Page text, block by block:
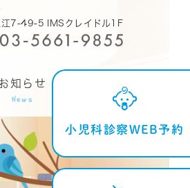
江7-49-5 IMSクレイドル1F
知らせ
News
小児科診察WEB予約